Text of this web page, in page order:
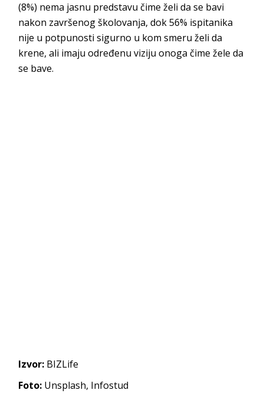
(8%) nema jasnu predstavu čime želi da se bavi
nakon završenog školovanja, dok 56% ispitanika
nije u potpunosti sigurno u kom smeru želi da
krene, ali imaju određenu viziju onoga čime žele da
se bave.
Izvor: BIZLife
Foto: Unsplash, Infostud